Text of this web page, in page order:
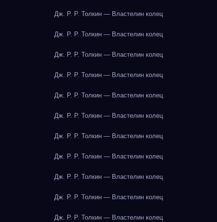
Дж. Р. Р. Толкин — Властелин колец
Дж. Р. Р. Толкин — Властелин колец
Дж. Р. Р. Толкин — Властелин колец
Дж. Р. Р. Толкин — Властелин колец
Дж. Р. Р. Толкин — Властелин колец
Дж. Р. Р. Толкин — Властелин колец
Дж. Р. Р. Толкин — Властелин колец
Дж. Р. Р. Толкин — Властелин колец
Дж. Р. Р. Толкин — Властелин колец
Дж. Р. Р. Толкин — Властелин колец
Дж. Р. Р. Толкин — Властелин колец